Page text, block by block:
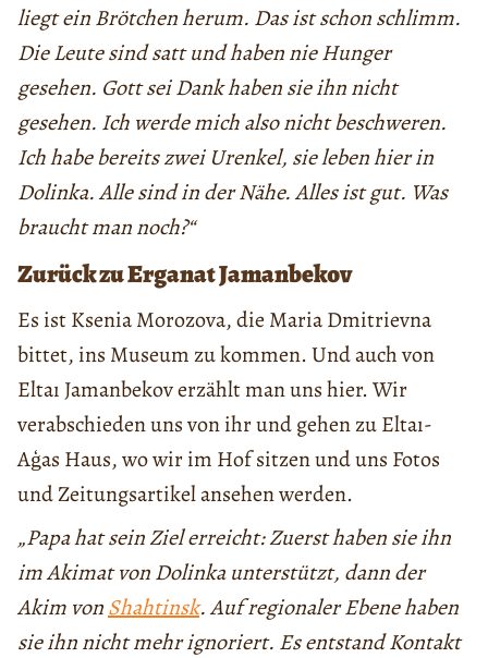
liegt ein Brötchen herum. Das ist schon schlimm.
Die Leute sind satt und haben nie Hunger
gesehen. Gott sei Dank haben sie ihn nicht
gesehen. Ich werde mich also nicht beschweren.
Ich habe bereits zwei Urenkel, sie leben hier in
Dolinka. Alle sind in der Nähe. Alles ist gut. Was
braucht man noch?“
Zurück zu Erganat Jamanbekov
Es ist Ksenia Morozova, die Maria Dmitrievna
bittet, ins Museum zu kommen. Und auch von
Eltaı Jamanbekov erzählt man uns hier. Wir
verabschieden uns von ihr und gehen zu Eltaı-
Aģas Haus, wo wir im Hof ​​sitzen und uns Fotos
und Zeitungsartikel ansehen werden.
„Papa hat sein Ziel erreicht: Zuerst haben sie ihn
im Akimat von Dolinka unterstützt, dann der
Akim vonShahtinsk. Auf regionaler Ebene haben
sie ihn nicht mehr ignoriert. Es entstand Kontakt